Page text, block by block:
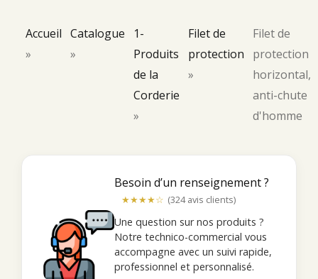
Accueil
»
Catalogue
»
1-
Produits
de la
Corderie
»
Filet de
protection
»
Filet de
protection
horizontal,
anti-chute
d'homme
Besoin d’un renseignement ?
★★★★☆ (324 avis clients)
Une question sur nos produits ?
Notre technico-commercial vous
accompagne avec un suivi rapide,
professionnel et personnalisé.